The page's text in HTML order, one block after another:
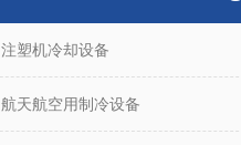
注塑机冷却设备
航天航空用制冷设备